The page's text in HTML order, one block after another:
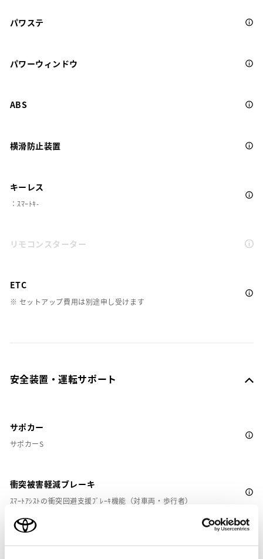
パワステ
パワーウィンドウ
ABS
横滑防止装置
キーレス
：ｽﾏｰﾄｷ-
リモコンスターター
ETC
※ セットアップ費用は別途申し受けます
安全装置・運転サポート
サポカー
サポカーS
衝突被害軽減ブレーキ
ｽﾏｰﾄｱｼｽﾄの衝突回避支援ﾌﾞﾚｰｷ機能（対車両・歩行者）